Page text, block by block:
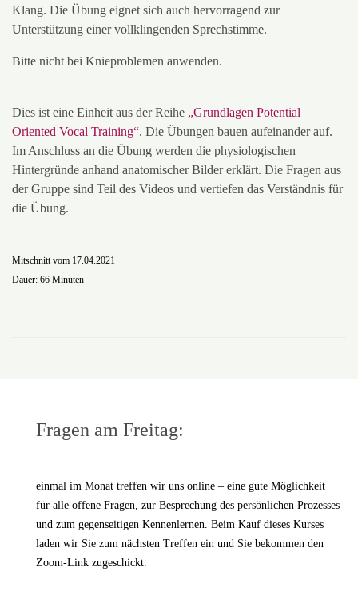
Klang. Die Übung eignet sich auch hervorragend zur
Unterstützung einer vollklingenden Sprechstimme.
Bitte nicht bei Knieproblemen anwenden.
Dies ist eine Einheit aus der Reihe „Grundlagen Potential
Oriented Vocal Training“. Die Übungen bauen aufeinander auf.
Im Anschluss an die Übung werden die physiologischen
Hintergründe anhand anatomischer Bilder erklärt. Die Fragen aus
der Gruppe sind Teil des Videos und vertiefen das Verständnis für
die Übung.
Mitschnitt vom 17.04.2021
Dauer: 66 Minuten
Fragen am Freitag:
einmal im Monat treffen wir uns online – eine gute Möglichkeit
für alle offene Fragen, zur Besprechung des persönlichen Prozesses
und zum gegenseitigen Kennenlernen. Beim Kauf dieses Kurses
laden wir Sie zum nächsten Treffen ein und Sie bekommen den
Zoom-Link zugeschickt.